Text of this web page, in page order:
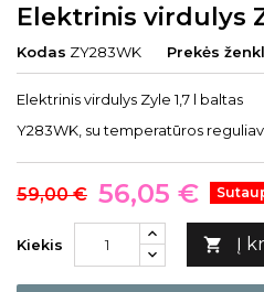
Elektrinis virdulys
Kodas ZY283WK Prekės
Elektrinis virdulys Zyle 1,7 l baltas
Y283WK, su temperatūros
59,00 € 56,05 €
Kiekis  Į